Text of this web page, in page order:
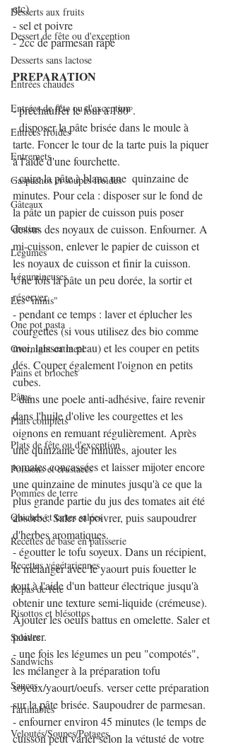
Desserts aux fruits
Dessert de fête ou d'exception
Desserts sans lactose
Entrées chaudes
Entrées de fête ou d'exception
Entrées froides
Entremets
Gaspachos et soupes froides
Gâteaux
Gratins
Légumes
Légumineuses
Les "minis"
One pot pasta
Overnight oatmeal
Pains et brioches
Pâtes
Plats complets
Plats de fête ou d'exception
Poissons et crustacés
Pommes de terre
Quiches et tartes salées
Recettes de base en pâtisserie
Recettes végétariennes
Repas de fête
Risottos et blésottos
Salades
Sandwichs
Sauces
Tartinables
Veloutés/Soupes/Potages
etc)
- sel et poivre
- 2cc de parmesan râpé
PREPARATION
- préchauffer le four à 180°.
- disposer la pâte brisée dans le moule à
tarte. Foncer le tour de la tarte puis la piquer
à l'aide d'une fourchette.
- cuire la pâte à blanc une  quinzaine de
minutes. Pour cela : disposer sur le fond de
la pâte un papier de cuisson puis poser
dessus des noyaux de cuisson. Enfourner. A
mi-cuisson, enlever le papier de cuisson et
les noyaux de cuisson et finir la cuisson.
Une fois la pâte un peu dorée, la sortir et
réserver.
- pendant ce temps : laver et éplucher les
courgettes (si vous utilisez des bio comme
moi, laisser la peau) et les couper en petits
dés. Couper également l'oignon en petits
cubes.
- dans une poele anti-adhésive, faire revenir
dans l'huile d'olive les courgettes et les
oignons en remuant régulièrement. Après
une quinzaine de minutes, ajouter les
tomates concassées et laisser mijoter encore
une quinzaine de minutes jusqu'à ce que la
plus grande partie du jus des tomates ait été
absorbé. Saler et poivrer, puis saupoudrer
d'herbes aromatiques.
- égoutter le tofu soyeux. Dans un récipient,
le mélanger avec le yaourt puis fouetter le
tout à l'aide d'un batteur électrique jusqu'à
obtenir une texture semi-liquide (crémeuse).
Ajouter les oeufs battus en omelette. Saler et
poivrer.
- une fois les légumes un peu "compotés",
les mélanger à la préparation tofu
soyeux/yaourt/oeufs. verser cette préparation
sur la pâte brisée. Saupoudrer de parmesan.
- enfourner environ 45 minutes (le temps de
cuisson peut varier selon la vétusté de votre